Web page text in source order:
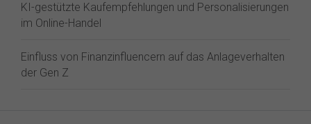
KI-gestützte Kaufempfehlungen und Personalisierungen
im Online-Handel
Einfluss von Finanzinfluencern auf das Anlageverhalten
der Gen Z⁠